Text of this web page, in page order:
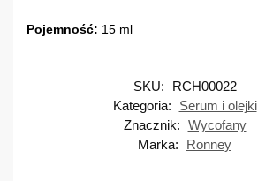
Pojemność: 15 ml
SKU:
RCH00022
Kategoria:
Serum i olejki
Znacznik: Wycofany
Marka:
Ronney